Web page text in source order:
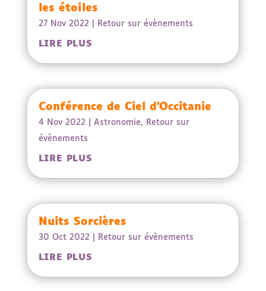
les étoiles
27 Nov 2022| Retour sur évènements
LIRE PLUS
Conférence de Ciel d’Occitanie
4 Nov 2022| Astronomie,
Retour sur
évènements
LIRE PLUS
Nuits Sorcières
30 Oct 2022| Retour sur évènements
LIRE PLUS